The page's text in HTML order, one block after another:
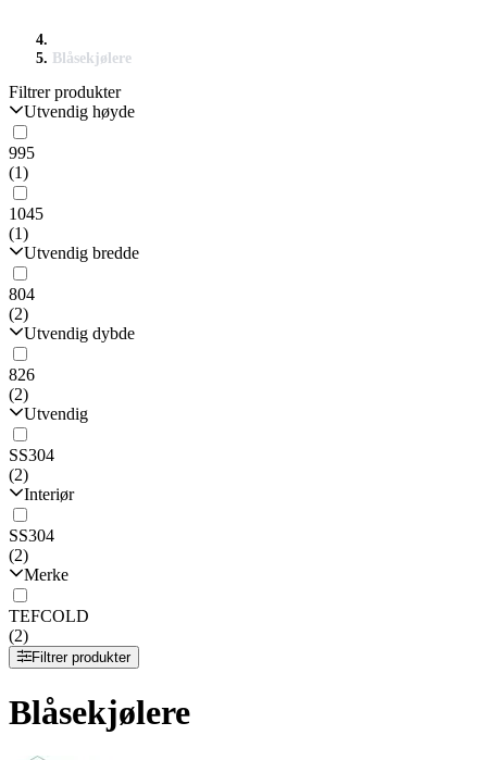
Blåsekjølere
Filtrer produkter
Utvendig høyde
995
(1)
1045
(1)
Utvendig bredde
804
(2)
Utvendig dybde
826
(2)
Utvendig
SS304
(2)
Interiør
SS304
(2)
Merke
TEFCOLD
(2)
Filtrer produkter
Blåsekjølere